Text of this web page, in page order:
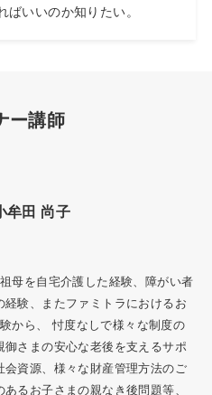
いいのか知りたい。
ー講師
牟田 尚子
母を自宅介護した経験、障がい者
験、またファミトラにおけるお
から、 忖度なしで様々な制度の
さまの安心な老後を支えるサポ
資源、様々な財産管理方法のご
るお子さまの親なき後問題等、